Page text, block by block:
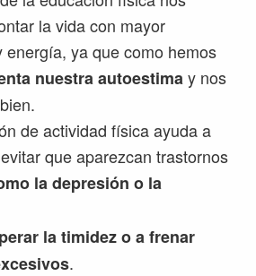
la vida con mayor
energía, ya que como hemos
nuestra autoestimay nos
de actividad física ayuda a
que aparezcan trastornos
la depresión o la
la timidez o a frenar
.